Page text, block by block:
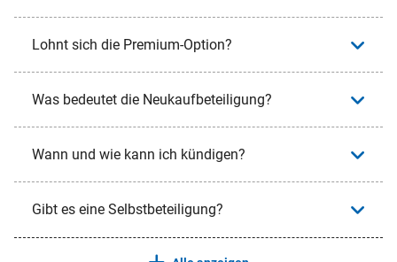
Lohnt sich die Premium-Option?
Was bedeutet die Neukaufbeteiligung?
Wann und wie kann ich kündigen?
Gibt es eine Selbstbeteiligung?